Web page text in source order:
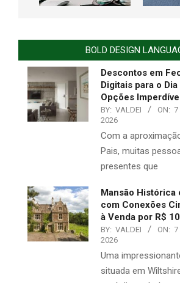
BOLD DESIGN
Descontos em
Digitais para o
Opções
BY: VALDEI ON: 7
2026
Com a
Pais, muitas
presentes que
Mansão Histórica
com Conexões
à Venda por R$
BY: VALDEI ON: 7
2026
Uma
situada em